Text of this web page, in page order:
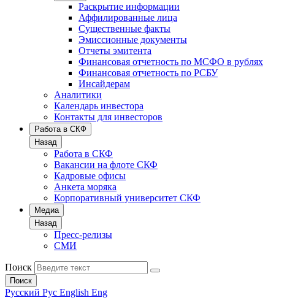
Раскрытие информации
Аффилированные лица
Существенные факты
Эмиссионные документы
Отчеты эмитента
Финансовая отчетность по МСФО в рублях
Финансовая отчетность по РСБУ
Инсайдерам
Аналитики
Календарь инвестора
Контакты для инвесторов
Работа в СКФ
Назад
Работа в СКФ
Вакансии на флоте СКФ
Кадровые офисы
Анкета моряка
Корпоративный университет СКФ
Медиа
Назад
Пресс-релизы
СМИ
Поиск
Поиск
Русский Рус English Eng